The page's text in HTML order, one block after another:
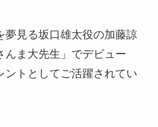
夢見る坂口雄太役の加藤諒
んま大先生」でデビュー
ントとしてご活躍されてい